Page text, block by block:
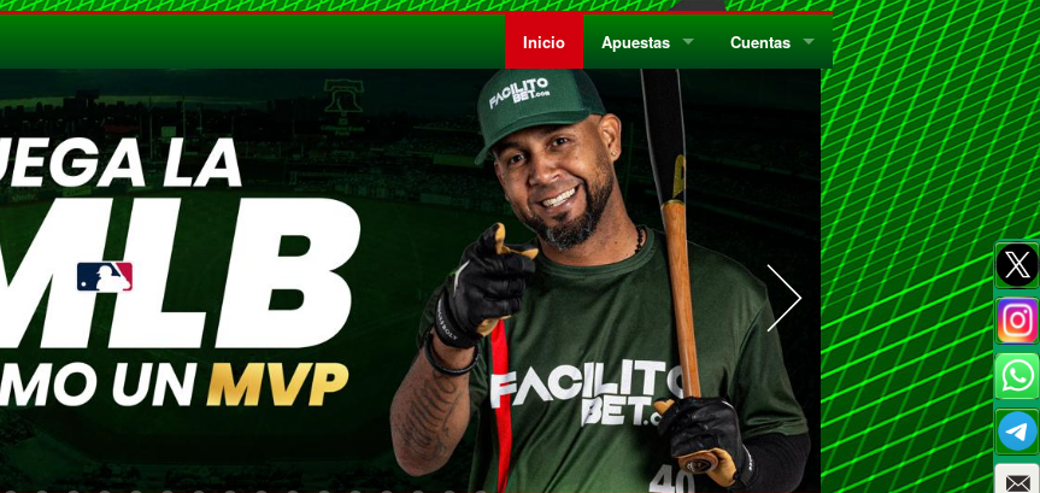
Inicio Apuestas
¿Quiénes Somos?
¿Qué es el Sistema Parley?
Privacidad
Códigos de Conducta
Como Jugar Bingo
Cuentas
Preguntas Frecuentes
Reglas Generales